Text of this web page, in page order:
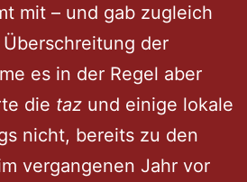
mit – und gab zugleich
der
es in der Regel aber
die taz und einige lokale
nicht, bereits zu den
vergangenen Jahr vor